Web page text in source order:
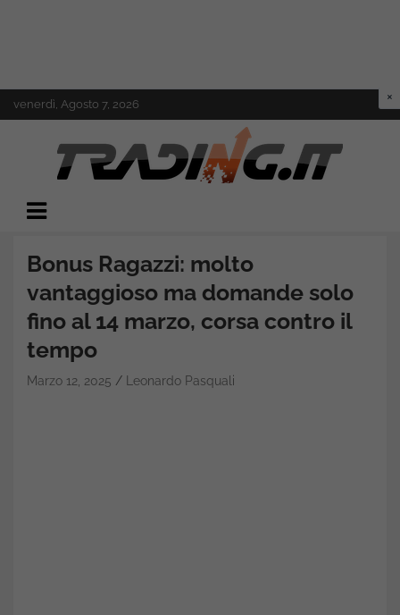
to
venerdì, Agosto 7, 2026
Trading.it
Bonus Ragazzi: molto
vantaggioso ma domande solo
fino al 14 marzo, corsa contro il
tempo
Marzo 12, 2025 Leonardo Pasquali